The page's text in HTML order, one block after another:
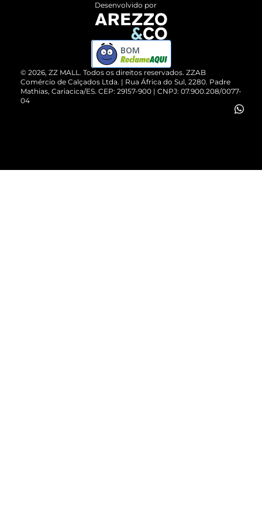
ZZ MALL é confiável
Cartão Presente
Vendas Corporativas
Devolução do Produto
Compre pelo WhatsApp
© 2026, ZZ MALL. Todos os direitos reservados. ZZAB
Comércio de Calçados Ltda. | Rua África do Sul, 2280. Padre
Mathias, Cariacica/ES. CEP: 29157-900 | CNPJ: 07.900.208/0077-
04
Desenvolvido por
BOM